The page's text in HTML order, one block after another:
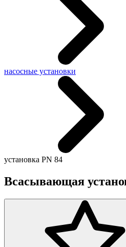
насосные установки
установка PN 84
Всасывающая